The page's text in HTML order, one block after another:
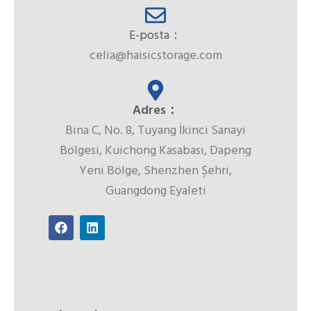
E-posta：
celia@haisicstorage.com
Adres：
Bina C, No. 8, Tuyang İkinci Sanayi
Bölgesi, Kuichong Kasabası, Dapeng
Yeni Bölge, Shenzhen Şehri,
Guangdong Eyaleti
F
a
c
L
i
n